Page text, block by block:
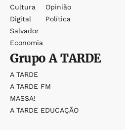
Cultura
Digital
Salvador
Economia
Opinião
Política
GrupoA TARDE
A TARDE
A TARDE FM
MASSA!
A TARDE EDUCAÇÃO